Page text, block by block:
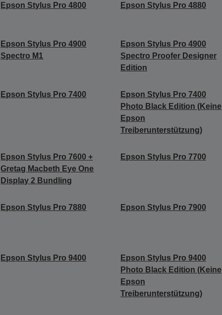
Epson Stylus Pro 4800 Epson Stylus Pro 4880
Epson Stylus Pro 4900
Spectro M1
Epson Stylus Pro 4900
Spectro Proofer Designer
Edition
Epson Stylus Pro 7400
Epson Stylus Pro 7400
Photo Black Edition (Keine
Epson
Treiberunterstützung)
Epson Stylus Pro 7600 +
Gretag Macbeth Eye One
Display 2 Bundling
Epson Stylus Pro 7700
Epson Stylus Pro 7880 Epson Stylus Pro 7900
Epson Stylus Pro 9400
Epson Stylus Pro 9400
Photo Black Edition (Keine
Epson
Treiberunterstützung)